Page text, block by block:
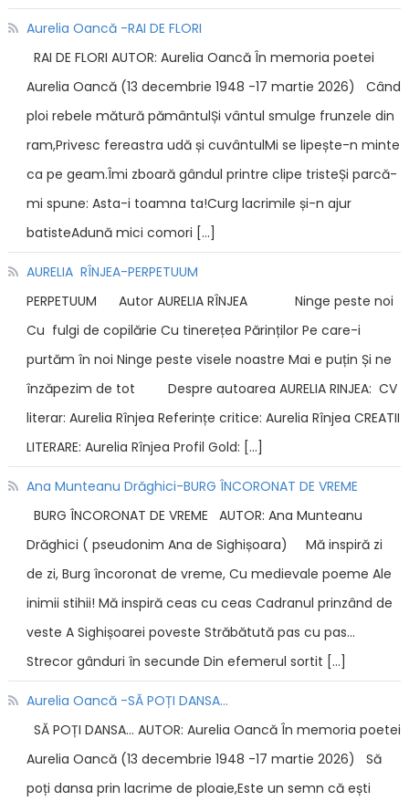
Aurelia Oancă -RAI DE FLORI
RAI DE FLORI AUTOR: Aurelia Oancă În memoria poetei
Aurelia Oancă (13 decembrie 1948 -17 martie 2026) Când
ploi rebele mătură pământulȘi vântul smulge frunzele din
ram,Privesc fereastra udă și cuvântulMi se lipește-n minte
ca pe geam.Îmi zboară gândul printre clipe tristeȘi parcă-
mi spune: Asta-i toamna ta!Curg lacrimile și-n ajur
batisteAdună mici comori […]
AURELIA RÎNJEA-PERPETUUM
PERPETUUM Autor AURELIA RÎNJEA Ninge peste noi
Cu fulgi de copilărie Cu tinerețea Părinților Pe care-i
purtăm în noi Ninge peste visele noastre Mai e puțin Și ne
înzăpezim de tot Despre autoarea AURELIA RINJEA: CV
literar: Aurelia Rînjea Referințe critice: Aurelia Rînjea CREATII
LITERARE: Aurelia Rînjea Profil Gold: […]
Ana Munteanu Drăghici-BURG ÎNCORONAT DE VREME
BURG ÎNCORONAT DE VREME AUTOR: Ana Munteanu
Drăghici ( pseudonim Ana de Sighișoara) Mă inspiră zi
de zi, Burg încoronat de vreme, Cu medievale poeme Ale
inimii stihii! Mă inspiră ceas cu ceas Cadranul prinzând de
veste A Sighișoarei poveste Străbătută pas cu pas…
Strecor gânduri în secunde Din efemerul sortit […]
Aurelia Oancă -SĂ POȚI DANSA…
SĂ POȚI DANSA… AUTOR: Aurelia Oancă În memoria poetei
Aurelia Oancă (13 decembrie 1948 -17 martie 2026) Să
poți dansa prin lacrime de ploaie,Este un semn că ești